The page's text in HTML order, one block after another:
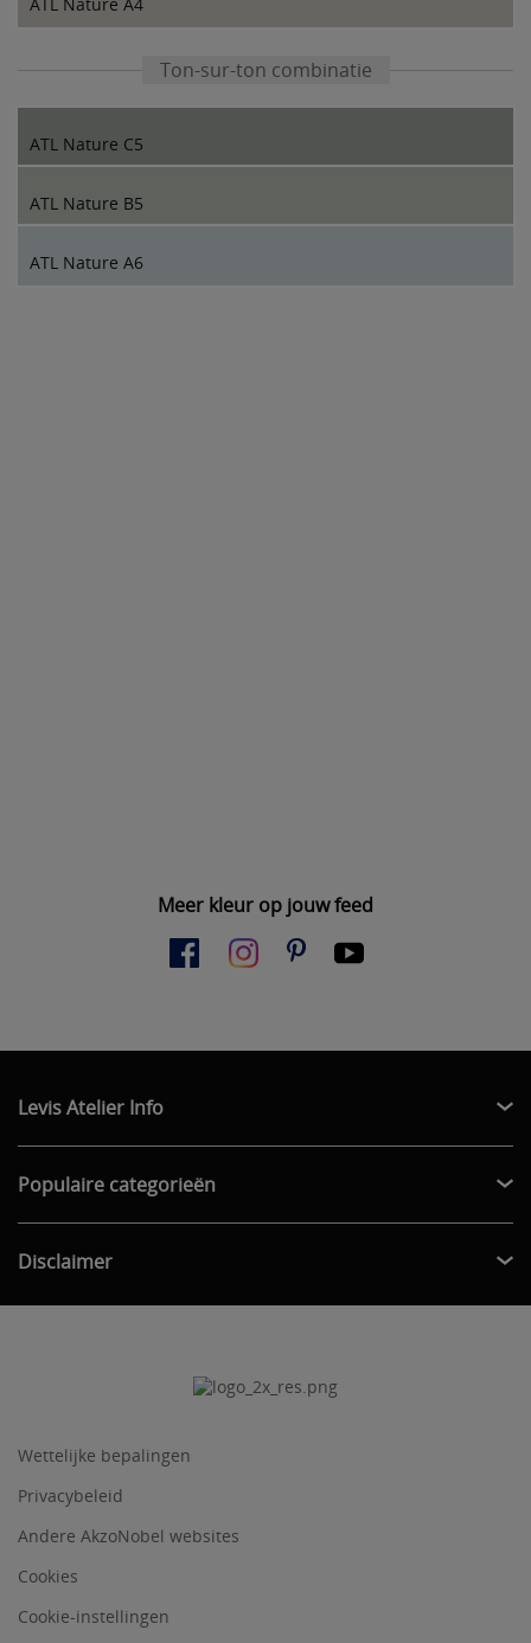
Ton-sur-ton combinatie
ATL Nature C5
ATL Nature B5
ATL Nature A6
Meer kleur op jouw feed
Levis Atelier Info
Populaire categorieën
Disclaimer
Wettelijke bepalingen
Privacybeleid
Andere AkzoNobel websites
Cookies
Cookie-instellingen